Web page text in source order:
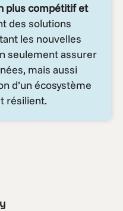
plus compétitif et
des solutions
les nouvelles
seulement assurer
mais aussi
d’un écosystème
résilient.